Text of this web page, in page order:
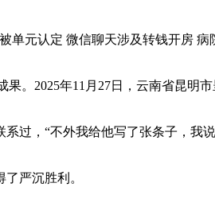
元认定 微信聊天涉及转钱开房 病
。2025年11月27日，云南省昆明
，“不外我给他写了张条子，我
严沉胜利。